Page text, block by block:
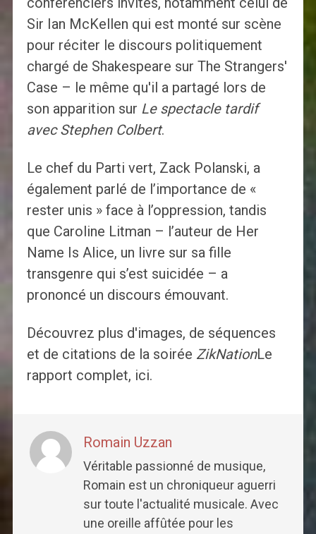
Sir Ian McKellen qui est monté sur scène
pour réciter le discours politiquement
chargé de Shakespeare sur The Strangers'
Case – le même qu'il a partagé lors de
son apparition sur Le spectacle tardif
avec Stephen Colbert.
Le chef du Parti vert, Zack Polanski, a
également parlé de l’importance de «
rester unis » face à l’oppression, tandis
que Caroline Litman – l’auteur de Her
Name Is Alice, un livre sur sa fille
transgenre qui s’est suicidée – a
prononcé un discours émouvant.
Découvrez plus d'images, de séquences
et de citations de la soirée ZikNationLe
rapport complet, ici.
Romain Uzzan
Véritable passionné de musique,
Romain est un chroniqueur aguerri
sur toute l'actualité musicale. Avec
une oreille affûtée pour les